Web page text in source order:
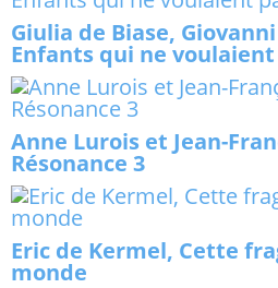
Giulia de Biase,
Enfants qui ne
Anne Lurois et Jean-
Résonance 3
Eric de Kermel, Cette
monde